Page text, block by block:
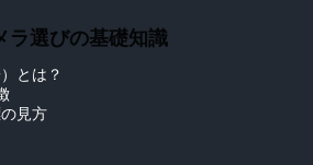
ラ選びの基礎知識
とは？
見方